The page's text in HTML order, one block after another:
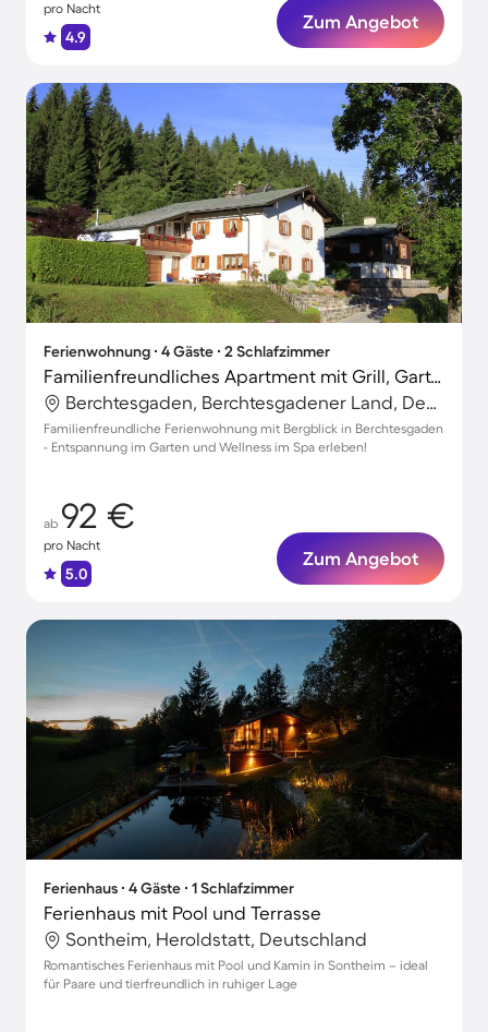
pro Nacht
4.9
Zum Angebot
Ferienwohnung ∙ 4 Gäste ∙ 2 Schlafzimmer
Familienfreundliches Apartment mit Grill, Garten und Sauna | Naturblick
Berchtesgaden, Berchtesgadener Land, Deutschland
Familienfreundliche Ferienwohnung mit Bergblick in Berchtesgaden
- Entspannung im Garten und Wellness im Spa erleben!
ab 92 €
pro Nacht
5.0
Zum Angebot
Ferienhaus ∙ 4 Gäste ∙ 1 Schlafzimmer
Ferienhaus mit Pool und Terrasse
Sontheim, Heroldstatt, Deutschland
Romantisches Ferienhaus mit Pool und Kamin in Sontheim – ideal
für Paare und tierfreundlich in ruhiger Lage